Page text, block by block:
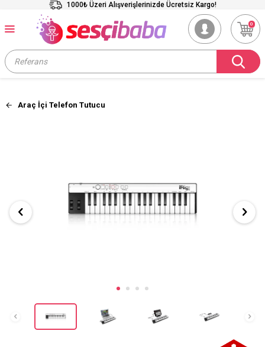
1000₺ Üzeri Alışverişlerinizde Ücretsiz Kargo!
0
Araç İçi Telefon Tutucu